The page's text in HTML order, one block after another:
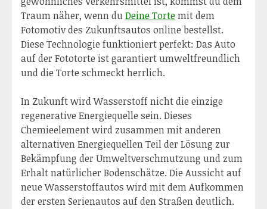
Traum näher, wenn duDeine Tortemit dem
Fotomotiv des Zukunftsautos online bestellst.
Diese Technologie funktioniert perfekt: Das Auto
auf der Fototorte ist garantiert umweltfreundlich
und die Torte schmeckt herrlich.
In Zukunft wird Wasserstoff nicht die einzige
regenerative Energiequelle sein. Dieses
Chemieelement wird zusammen mit anderen
alternativen Energiequellen Teil der Lösung zur
Bekämpfung der Umweltverschmutzung und zum
Erhalt natürlicher Bodenschätze. Die Aussicht auf
neue Wasserstoffautos wird mit dem Aufkommen
der ersten Serienautos auf den Straßen deutlich.